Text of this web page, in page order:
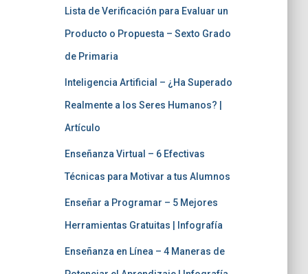
Lista de Verificación para Evaluar un
Producto o Propuesta – Sexto Grado
de Primaria
Inteligencia Artificial – ¿Ha Superado
Realmente a los Seres Humanos? |
Artículo
Enseñanza Virtual – 6 Efectivas
Técnicas para Motivar a tus Alumnos
Enseñar a Programar – 5 Mejores
Herramientas Gratuitas | Infografía
Enseñanza en Línea – 4 Maneras de